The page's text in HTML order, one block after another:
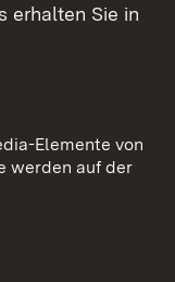
erhalten Sie in
Elemente von
werden auf der